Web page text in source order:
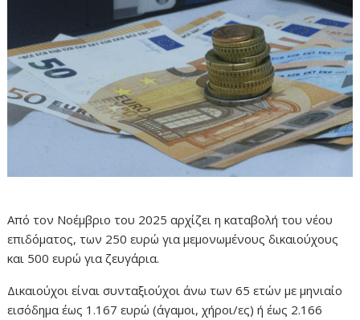
Από τον Νοέμβριο του 2025 αρχίζει η καταβολή του νέου
επιδόματος, των 250 ευρώ για μεμονωμένους δικαιούχους
και 500 ευρώ για ζευγάρια.
Δικαιούχοι είναι συνταξιούχοι άνω των 65 ετών με μηνιαίο
εισόδημα έως 1.167 ευρώ (άγαμοι, χήροι/ες) ή έως 2.166